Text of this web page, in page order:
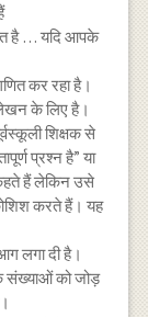
है … यदि आपके
कर रहा है।
के लिए है।
शिक्षक से
प्रश्न है” या
हैं लेकिन उसे
करते हैं। यह
लगा दी है।
संख्याओं को जोड़